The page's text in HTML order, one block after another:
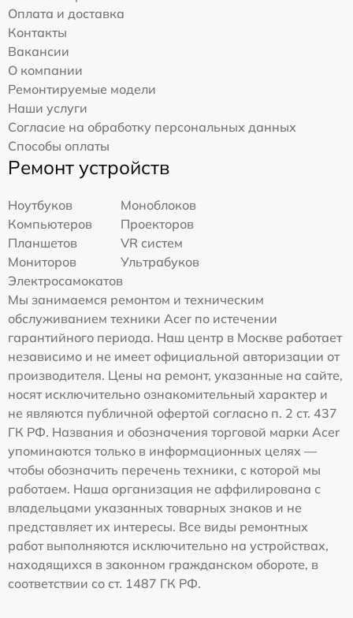
Оплата и доставка
Контакты
Вакансии
О компании
Ремонтируемые модели
Наши услуги
Согласие на обработку персональных данных
Способы оплаты
Ремонт устройств
Ноутбуков
Моноблоков
Компьютеров
Проекторов
Планшетов
VR систем
Мониторов
Ультрабуков
Электросамокатов
Мы занимаемся ремонтом и техническим
обслуживанием техники Acer по истечении
гарантийного периода. Наш центр в Москве работает
независимо и не имеет официальной авторизации от
производителя. Цены на ремонт, указанные на сайте,
носят исключительно ознакомительный характер и
не являются публичной офертой согласно п. 2 ст. 437
ГК РФ. Названия и обозначения торговой марки Acer
упоминаются только в информационных целях —
чтобы обозначить перечень техники, с которой мы
работаем. Наша организация не аффилирована с
владельцами указанных товарных знаков и не
представляет их интересы. Все виды ремонтных
работ выполняются исключительно на устройствах,
находящихся в законном гражданском обороте, в
соответствии со ст. 1487 ГК РФ.